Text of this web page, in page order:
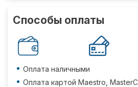
Способы оплаты
Оплата наличными
Оплата картой Maestro,